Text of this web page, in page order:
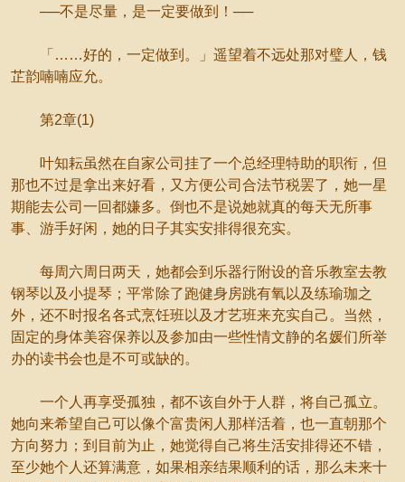
──不是尽量，是一定要做到！──
「……好的，一定做到。」遥望着不远处那对璧人，钱
芷韵喃喃应允。
第2章(1)
叶知耘虽然在自家公司挂了一个总经理特助的职衔，但
那也不过是拿出来好看，又方便公司合法节税罢了，她一星
期能去公司一回都嫌多。倒也不是说她就真的每天无所事
事、游手好闲，她的日子其实安排得很充实。
每周六周日两天，她都会到乐器行附设的音乐教室去教
钢琴以及小提琴；平常除了跑健身房跳有氧以及练瑜珈之
外，还不时报名各式烹饪班以及才艺班来充实自己。当然，
固定的身体美容保养以及参加由一些性情文静的名媛们所举
办的读书会也是不可或缺的。
一个人再享受孤独，都不该自外于人群，将自己孤立。
她向来希望自己可以像个富贵闲人那样活着，也一直朝那个
方向努力；到目前为止，她觉得自己将生活安排得还不错，
至少她个人还算满意，如果相亲结果顺利的话，那么未来十